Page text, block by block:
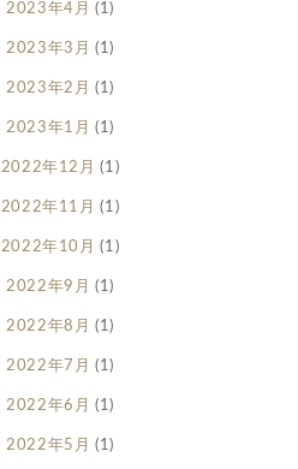
2023年4月 (1)
2023年3月 (1)
2023年2月 (1)
2023年1月 (1)
2022年12月 (1)
2022年11月 (1)
2022年10月 (1)
2022年9月 (1)
2022年8月 (1)
2022年7月 (1)
2022年6月 (1)
2022年5月 (1)